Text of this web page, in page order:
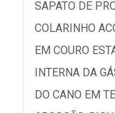
SAPATO DE
COLARINHO
EM COURO
INTERNA DA
DO CANO EM